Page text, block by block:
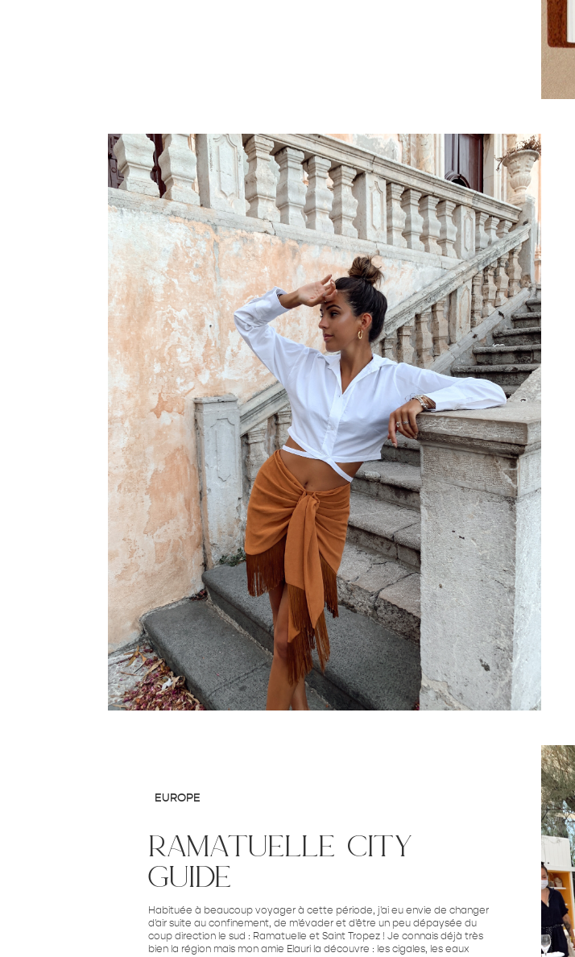
EUROPE
ramatuelle city
guide
Habituée à beaucoup voyager à cette période, j'ai eu envie de changer
d'air suite au confinement, de m'évader et d'être un peu dépaysée du
coup direction le sud : Ramatuelle et Saint Tropez ! Je connais déjà très
bien la région mais mon amie Elauri la découvre : les cigales, les eaux